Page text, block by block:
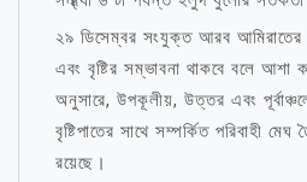
২৯ ডিসেম্বর সংযুক্ত আরব আমিরাতের
এবং বৃষ্টির সম্ভাবনা থাকবে বলে আশা
অনুসারে, উপকূলীয়, উত্তর এবং
বৃষ্টিপাতের সাথে সম্পর্কিত পরিবাহী
রয়েছে।